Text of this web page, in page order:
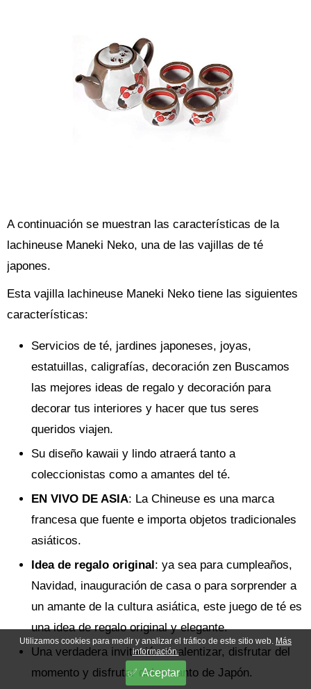
A continuación se muestran las características de la
lachineuse Maneki Neko, una de las vajillas de té
japones.
Esta vajilla lachineuse Maneki Neko tiene las siguientes
características:
Servicios de té, jardines japoneses, joyas,
estatuillas, caligrafías, decoración zen Buscamos
las mejores ideas de regalo y decoración para
decorar tus interiores y hacer que tus seres
queridos viajen.
Su diseño kawaii y lindo atraerá tanto a
coleccionistas como a amantes del té.
EN VIVO DE ASIA: La Chineuse es una marca
francesa que fuente e importa objetos tradicionales
asiáticos.
Idea de regalo original: ya sea para cumpleaños,
Navidad, inauguración de casa o para sorprender a
un amante de la cultura asiática, este juego de té es
una idea de regalo original y elegante.
Una verdadera invitación a ralentizar, disfrutar del
momento y disfrutar del encanto de Japón.
Utilizamos cookies para medir y analizar el tráfico de este sitio web. Más
información.
Aceptar